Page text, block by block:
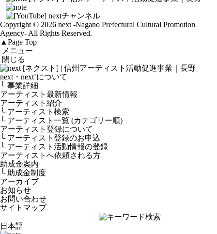
Copyright © 2026 next -Nagano Prefectural Cultural Promotion
Agency- All Rights Reserved.
▲ Page Top
メニュー
閉じる
next・next⁺について
└ 事業詳細
アーティスト最新情報
アーティスト紹介
└ アーティスト検索
└ アーティスト一覧 (カテゴリー順)
アーティスト登録について
└ アーティスト登録のお申込
└ アーティスト活動情報の登録
アーティストへ依頼される方
助成金案内
└ 助成金制度
アーカイブ
お知らせ
お問い合わせ
サイトマップ